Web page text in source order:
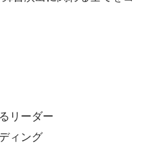
リーダー
ィング